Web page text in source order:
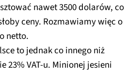
nawet 3500 dolarów, co
ceny. Rozmawiamy więc o
netto.
to jednak co innego niż
23% VAT-u. Minionej jesieni